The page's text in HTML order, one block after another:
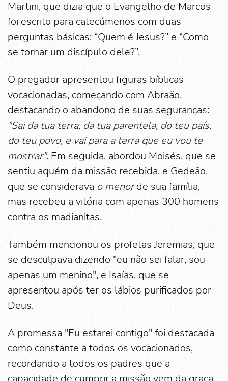
Martini, que dizia que o Evangelho de Marcos
foi escrito para catecúmenos com duas
perguntas básicas: “Quem é Jesus?” e “Como
se tornar um discípulo dele?”.
O pregador apresentou figuras bíblicas
vocacionadas, começando com Abraão,
destacando o abandono de suas seguranças:
"Sai da tua terra, da tua parentela, do teu país,
do teu povo, e vai para a terra que eu vou te
mostrar". Em seguida, abordou Moisés, que se
sentiu aquém da missão recebida, e Gedeão,
que se considerava o menorde sua família,
mas recebeu a vitória com apenas 300 homens
contra os madianitas.
Também mencionou os profetas Jeremias, que
se desculpava dizendo "eu não sei falar, sou
apenas um menino", e Isaías, que se
apresentou após ter os lábios purificados por
Deus.
A promessa "Eu estarei contigo" foi destacada
como constante a todos os vocacionados,
recordando a todos os padres que a